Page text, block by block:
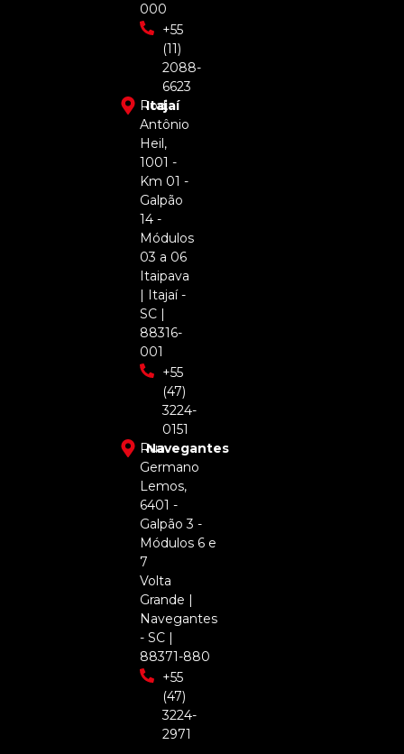
000
+55
(11)
2088-
6623
Itajaí
Rod.
Antônio
Heil,
1001 -
Km 01 -
Galpão
14 -
Módulos
03 a 06
Itaipava
| Itajaí -
SC |
88316-
001
+55
(47)
3224-
0151
Navegantes
Rua
Germano
Lemos,
6401 -
Galpão 3 -
Módulos 6 e
7
Volta
Grande |
Navegantes
- SC |
88371-880
+55
(47)
3224-
2971